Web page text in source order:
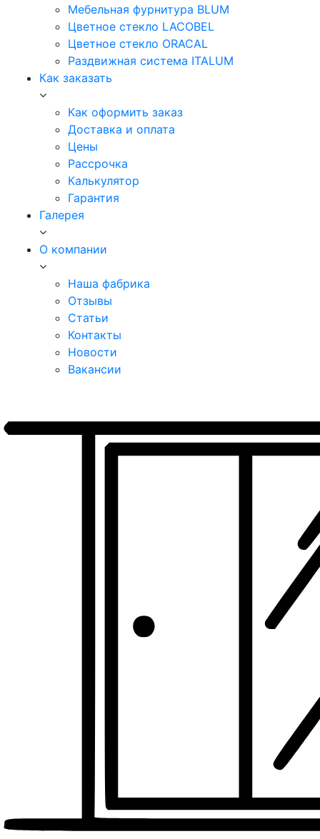
Мебельная фурнитура BLUM
Цветное стекло LACOBEL
Цветное стекло ORACAL
Раздвижная система ITALUM
Как заказать
Как оформить заказ
Доставка и оплата
Цены
Рассрочка
Калькулятор
Гарантия
Галерея
О компании
Наша фабрика
Отзывы
Статьи
Контакты
Новости
Вакансии